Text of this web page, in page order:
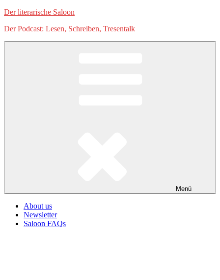
Zum
springen
Der literarische Saloon
Der Podcast: Lesen, Schreiben, Tresentalk
Menü
About us
Newsletter
Saloon FAQs